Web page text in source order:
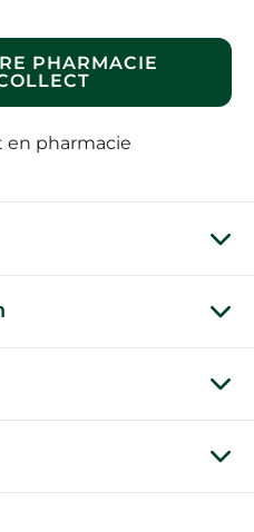
PHARMACIE
en pharmacie